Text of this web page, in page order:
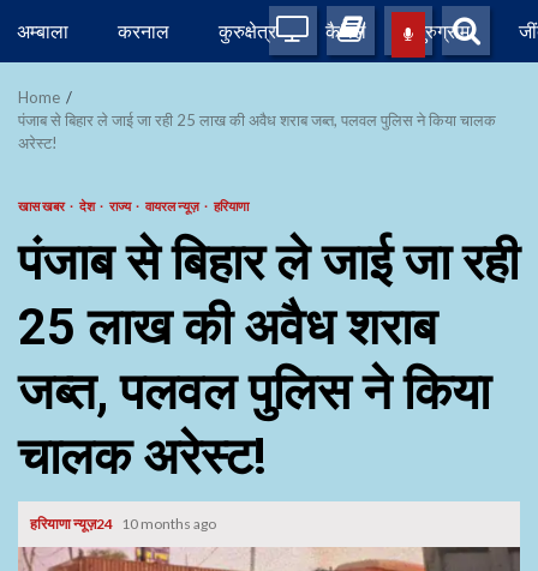
content
अम्बाला करनाल कुरुक्षेत्र कैथल गुरुग्राम
Home
पंजाब से बिहार ले जाई जा रही 25 लाख की अवैध शराब जब्त, पलवल पुलिस ने किया चालक
अरेस्ट!
खास खबर देश राज्य वायरल न्यूज़ हरियाणा
पंजाब से बिहार ले जाई जा रही
25 लाख की अवैध शराब
जब्त, पलवल पुलिस ने किया
चालक अरेस्ट!
हरियाणा न्यूज़24 10 months ago